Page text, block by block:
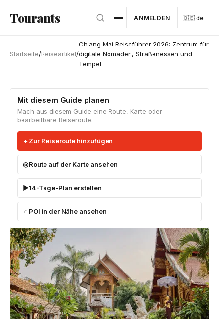
Tourants ANMELDEN 🇩🇪 de
Startseite/Reiseartikel/
Chiang Mai Reiseführer 2026: Zentrum für
digitale Nomaden, Straßenessen und
Tempel
Mit diesem Guide planen
Mach aus diesem Guide eine Route, Karte oder
bearbeitbare Reiseroute.
Zur Reiseroute hinzufügen
Route auf der Karte ansehen
14-Tage-Plan erstellen
POI in der Nähe ansehen